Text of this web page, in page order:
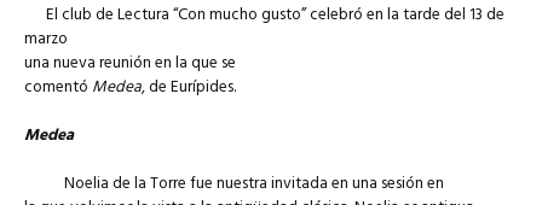
El club de Lectura “Con mucho gusto” celebró en la tarde del 13 de
marzo
una nueva reuniónen la que se
comentó Medea, de Eurípides.
Medea
Noelia de la Torre fue nuestra invitada en una sesión en